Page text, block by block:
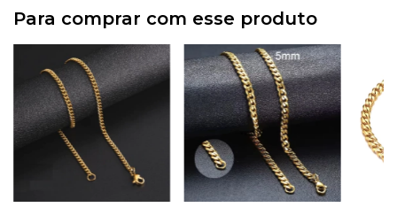
Para comprar com esse produto